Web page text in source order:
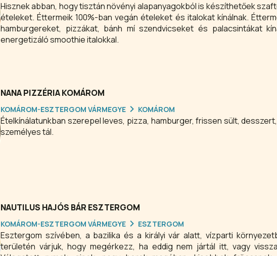
Hisznek abban, hogy tisztán növényi alapanyagokból is készíthetőek
ételeket. Éttermeik 100%-ban vegán ételeket és italokat kínálnak.
hamburgereket, pizzákat, bánh mí szendvicseket és palacsintákat
energetizáló smoothie italokkal.
NANA PIZZÉRIA KOMÁROM
KOMÁROM-ESZTERGOM VÁRMEGYE KOMÁROM
Ételkínálatunkban szerepel leves, pizza, hamburger, frissen sült,
személyes tál.
NAUTILUS HAJÓS BÁR ESZTERGOM
KOMÁROM-ESZTERGOM VÁRMEGYE ESZTERGOM
Esztergom szívében, a bazilika és a királyi vár alatt, vízparti
területén várjuk, hogy megérkezz, ha eddig nem jártál itt, vagy